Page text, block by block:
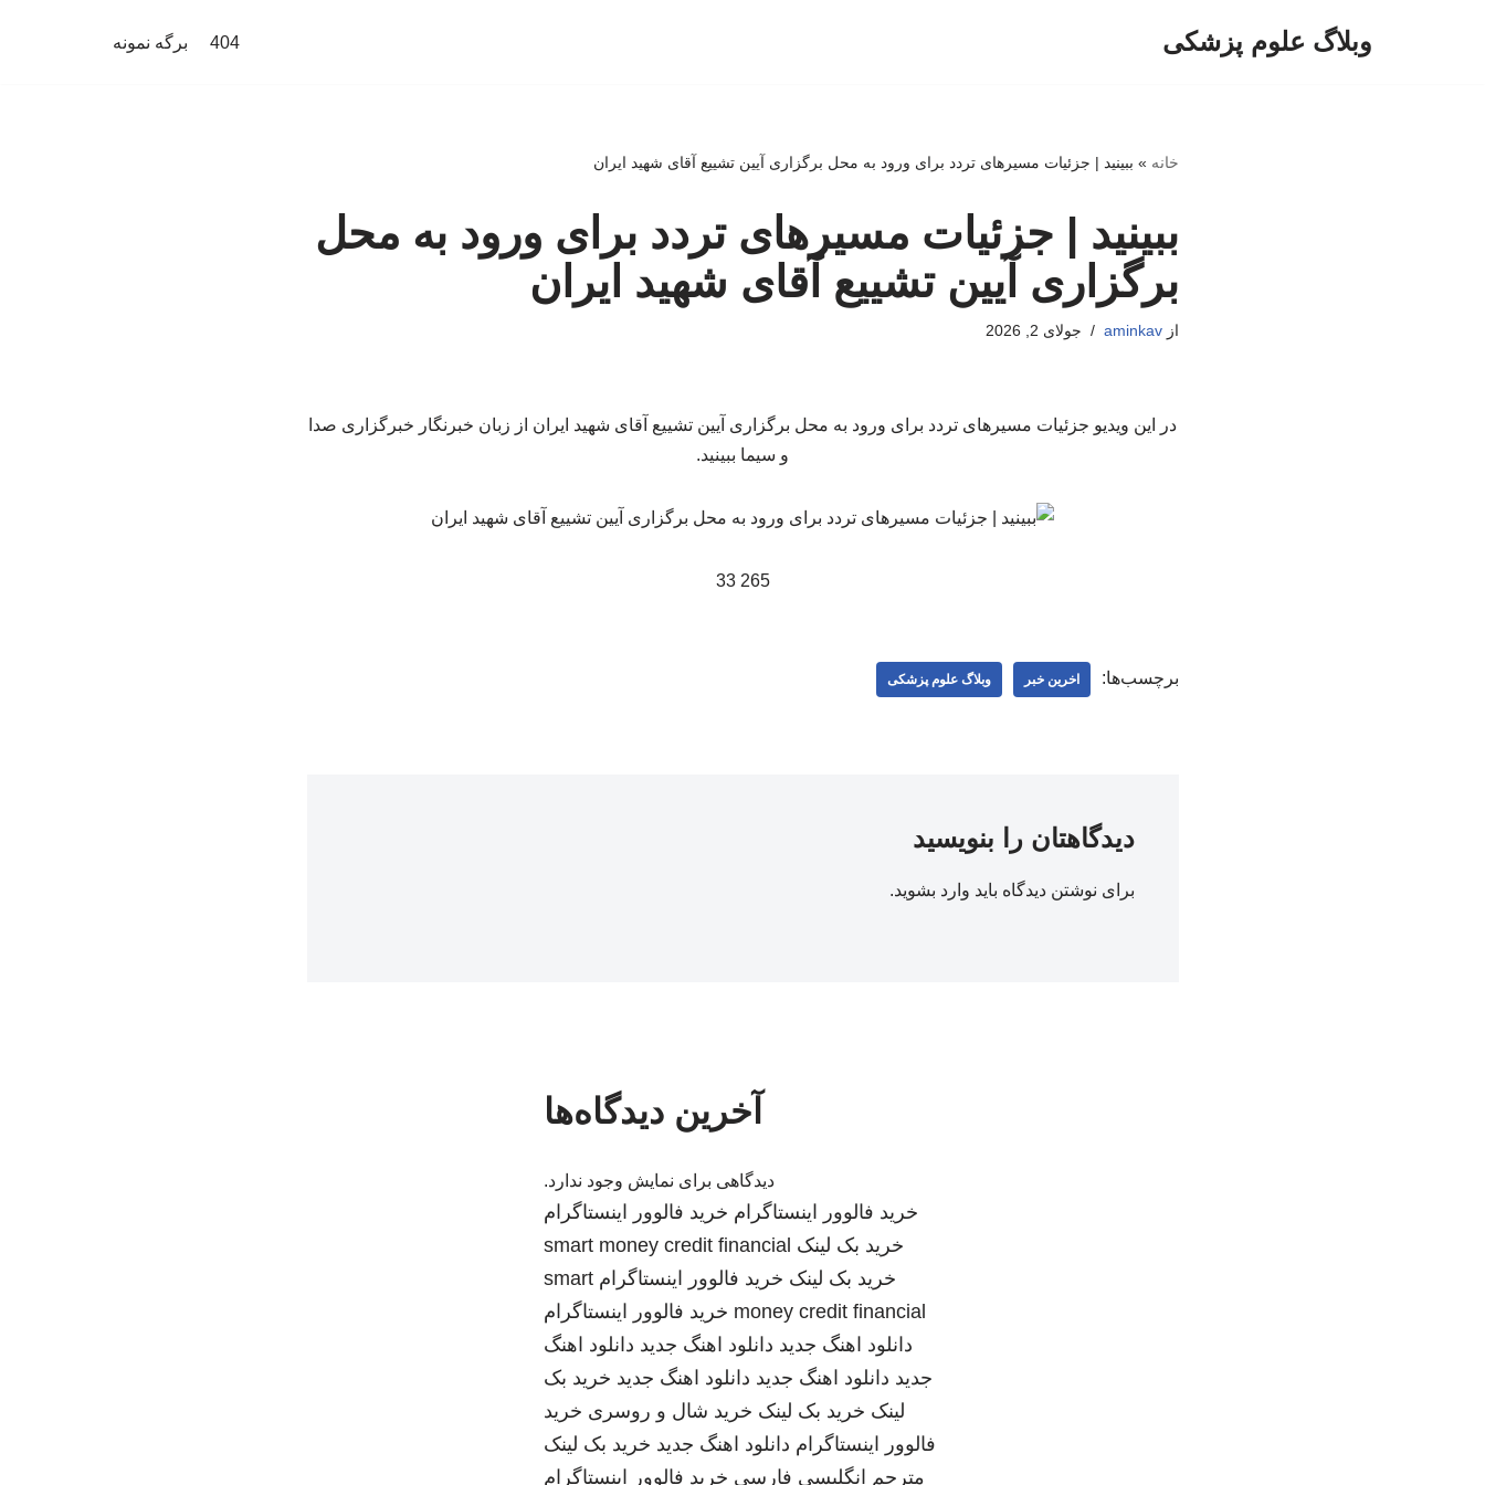
وبلاگ علوم پزشکی 404 برگه نمونه
خانه » ببینید | جزئیات مسیرهای تردد برای ورود به محل برگزاری آیین تشییع آقای شهید ایران
ببینید | جزئیات مسیرهای تردد برای ورود به محل
برگزاری آیین تشییع آقای شهید ایران
ازaminkav جولای 2, 2026
در این ویدیو جزئیات مسیرهای تردد برای ورود به محل برگزاری آیین تشییع آقای شهید ایران از زبان خبرنگار خبرگزاری صدا
و سیما ببینید.
265 33
برچسب‌ها: اخرین خبر وبلاگ علوم پزشکی
دیدگاهتان را بنویسید
برای نوشتن دیدگاه باید وارد بشوید.
آخرین دیدگاه‌ها
دیدگاهی برای نمایش وجود ندارد.
خرید فالوور اینستاگرام خرید فالوور اینستاگرام
خرید بک لینک smart money credit financial
خرید بک لینک خرید فالوور اینستاگرام smart
money credit financial خرید فالوور اینستاگرام
دانلود اهنگ جدید دانلود اهنگ جدید دانلود اهنگ
جدید دانلود اهنگ جدید دانلود اهنگ جدید خرید بک
لینک خرید بک لینک خرید شال و روسری خرید
فالوور اینستاگرام دانلود اهنگ جدید خرید بک لینک
مترجم انگلیسی فارسی خرید فالوور اینستاگرام